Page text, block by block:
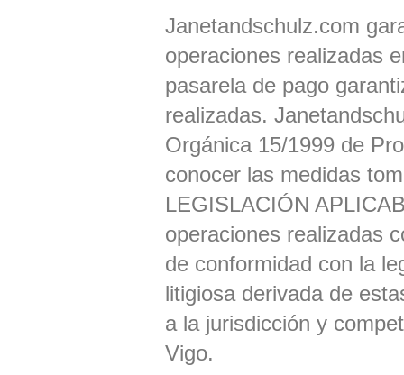
Janetandschulz.com
operaciones realizadas
pasarela de pago
realizadas.
Orgánica 15/1999 de
conocer las medidas
LEGISLACIÓN
operaciones realizadas
de conformidad con la
litigiosa derivada de
a la jurisdicción y
Vigo.